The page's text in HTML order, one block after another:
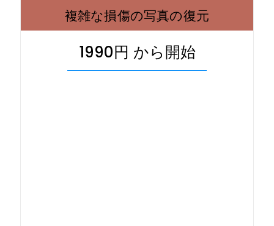
複雑な損傷の写真の復元
1990円 から開始